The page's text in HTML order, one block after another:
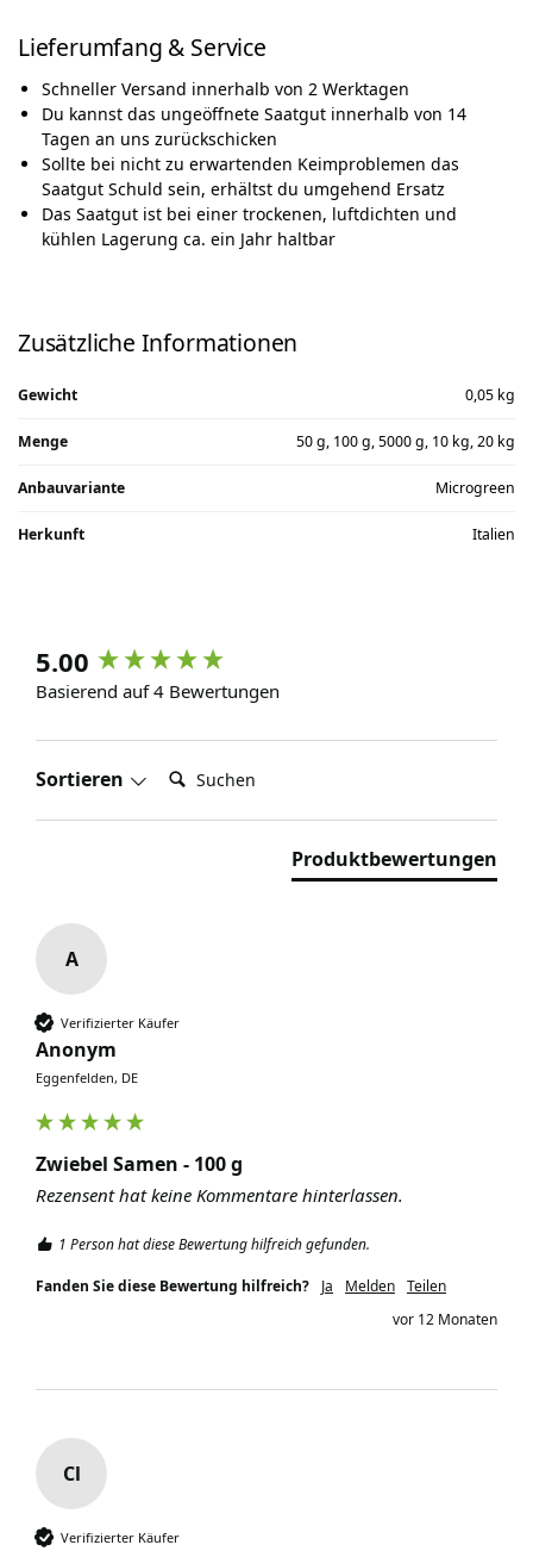
Lieferumfang & Service
Schneller Versand innerhalb von 2 Werktagen
Du kannst das ungeöffnete Saatgut innerhalb von 14
Tagen an uns zurückschicken
Sollte bei nicht zu erwartenden Keimproblemen das
Saatgut Schuld sein, erhältst du umgehend Ersatz
Das Saatgut ist bei einer trockenen, luftdichten und
kühlen Lagerung ca. ein Jahr haltbar
Zusätzliche Informationen
Gewicht 0,05 kg
Menge 50 g, 100 g, 5000 g, 10 kg, 20 kg
Anbauvariante Microgreen
Herkunft Italien
5.00
Basierend auf 4 Bewertungen
Sortieren Suchen:
Produktbewertungen
A
Verifizierter Käufer
Anonym
Eggenfelden, DE
Zwiebel Samen - 100 g
Rezensent hat keine Kommentare hinterlassen.
1 Person hat diese Bewertung hilfreich gefunden.
Fanden Sie diese Bewertung hilfreich? Ja Melden Teilen
vor 12 Monaten
Cl
Verifizierter Käufer